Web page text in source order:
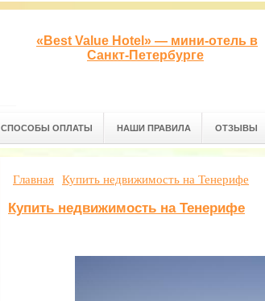
«Best Value Hotel» — мини-отель в
Санкт-Петербурге
СПОСОБЫ ОПЛАТЫ НАШИ ПРАВИЛА ОТЗЫВЫ
Главная Купить недвижимость на Тенерифе
Купить недвижимость на Тенерифе